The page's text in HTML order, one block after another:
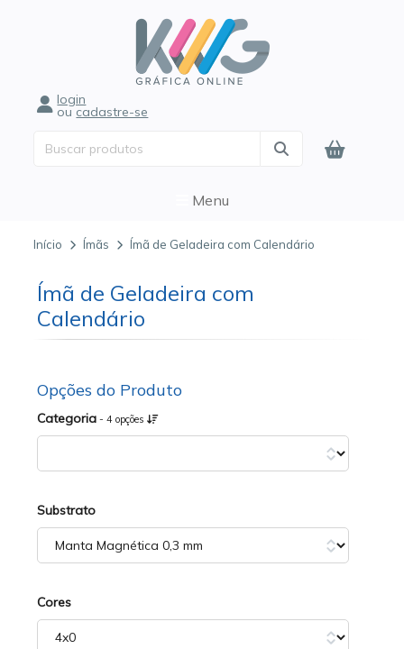
login
oucadastre-se
Menu
Início Ímãs Ímã de Geladeira com Calendário
Ímã de Geladeira com
Calendário
Opções do Produto
Categoria - 4 opções
Substrato
Cores